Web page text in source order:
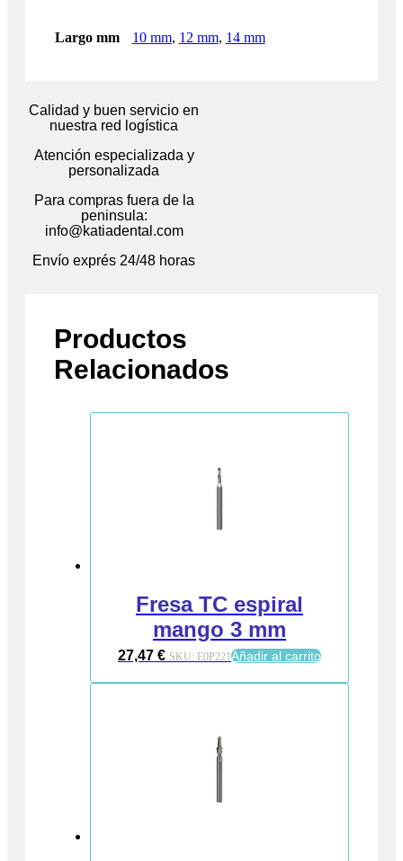
Largo mm 10 mm, 12 mm, 14 mm
Calidad y buen servicio en
nuestra red logística
Atención especializada y
personalizada
Para compras fuera de la
peninsula:
info@katiadental.com
Envío exprés 24/48 horas
Productos
Relacionados
Fresa TC espiral
mango 3 mm
27,47 € SKU: E0P221Añadir al carrito